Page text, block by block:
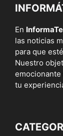
En
las noticias
para que
Nuestro
tu